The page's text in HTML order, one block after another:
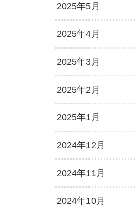
2025年5月
2025年4月
2025年3月
2025年2月
2025年1月
2024年12月
2024年11月
2024年10月